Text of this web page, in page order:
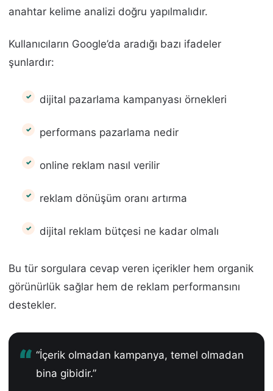
anahtar kelime analizi doğru yapılmalıdır.
Kullanıcıların Google’da aradığı bazı ifadeler
şunlardır:
dijital pazarlama kampanyası örnekleri
performans pazarlama nedir
online reklam nasıl verilir
reklam dönüşüm oranı artırma
dijital reklam bütçesi ne kadar olmalı
Bu tür sorgulara cevap veren içerikler hem organik
görünürlük sağlar hem de reklam performansını
destekler.
“İçerik olmadan kampanya, temel olmadan
bina gibidir.”